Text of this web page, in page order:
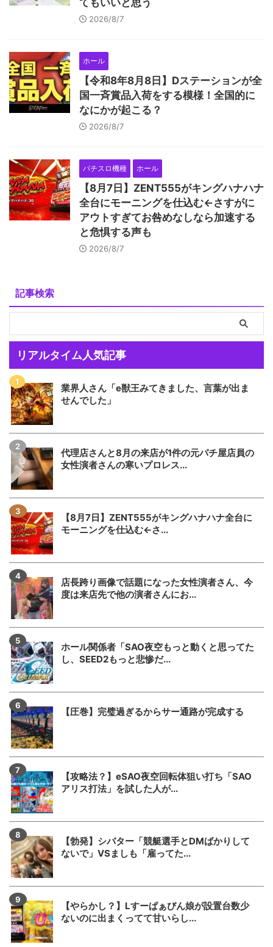
てもいいと思う
2026/8/7
ホール
【令和8年8月8日】Dステーションが全
国一斉賞品入荷をする模様！全国的に
なにかが起こる？
2026/8/7
パチスロ機種 ホール
【8月7日】ZENT555がキングハナハナ
全台にモーニングを仕込む←さすがに
アウトすぎてお咎めなしなら加速する
と危惧する声も
2026/8/7
記事検索
リアルタイム人気記事
業界人さん「e獣王みてきました、言葉が出ま
せんでした」
代理店さんと8月の来店が1件の元パチ屋店員の
女性演者さんの寒いプロレス...
【8月7日】ZENT555がキングハナハナ全台に
モーニングを仕込む←さ...
店長跨り画像で話題になった女性演者さん、今
度は来店先で他の演者さんにお...
ホール関係者「SAO夜空もっと動くと思ってた
し、SEED2もっと悲惨だ...
【圧巻】完璧過ぎるからサー通路が完成する
【攻略法？】eSAO夜空回転体狙い打ち「SAO
アリス打法」を試した人が...
【勃発】シバター「競艇選手とDMばかりして
ないで」VSましも「雇ってた...
【やらかし？】Lすーぱぁびん娘が設置台数少
ないのに出まくってて甘いらし...